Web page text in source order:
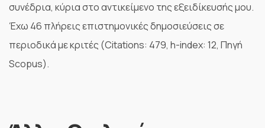
συνέδρια, κύρια στο αντικείμενο της εξειδίκευσής μου.
Έχω 46 πλήρεις επιστημονικές δημοσιεύσεις σε
περιοδικά με κριτές (Citations: 479, h-index: 12, Πηγή
Scopus).